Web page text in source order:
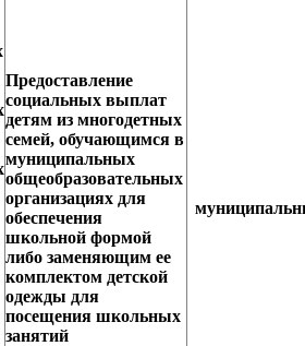
Предоставление
социальных выплат
детям из многодетных
семей, обучающимся в
муниципальных
общеобразовательных
организациях для
обеспечения
школьной формой
либо заменяющим ее
комплектом детской
одежды для
посещения школьных
занятий